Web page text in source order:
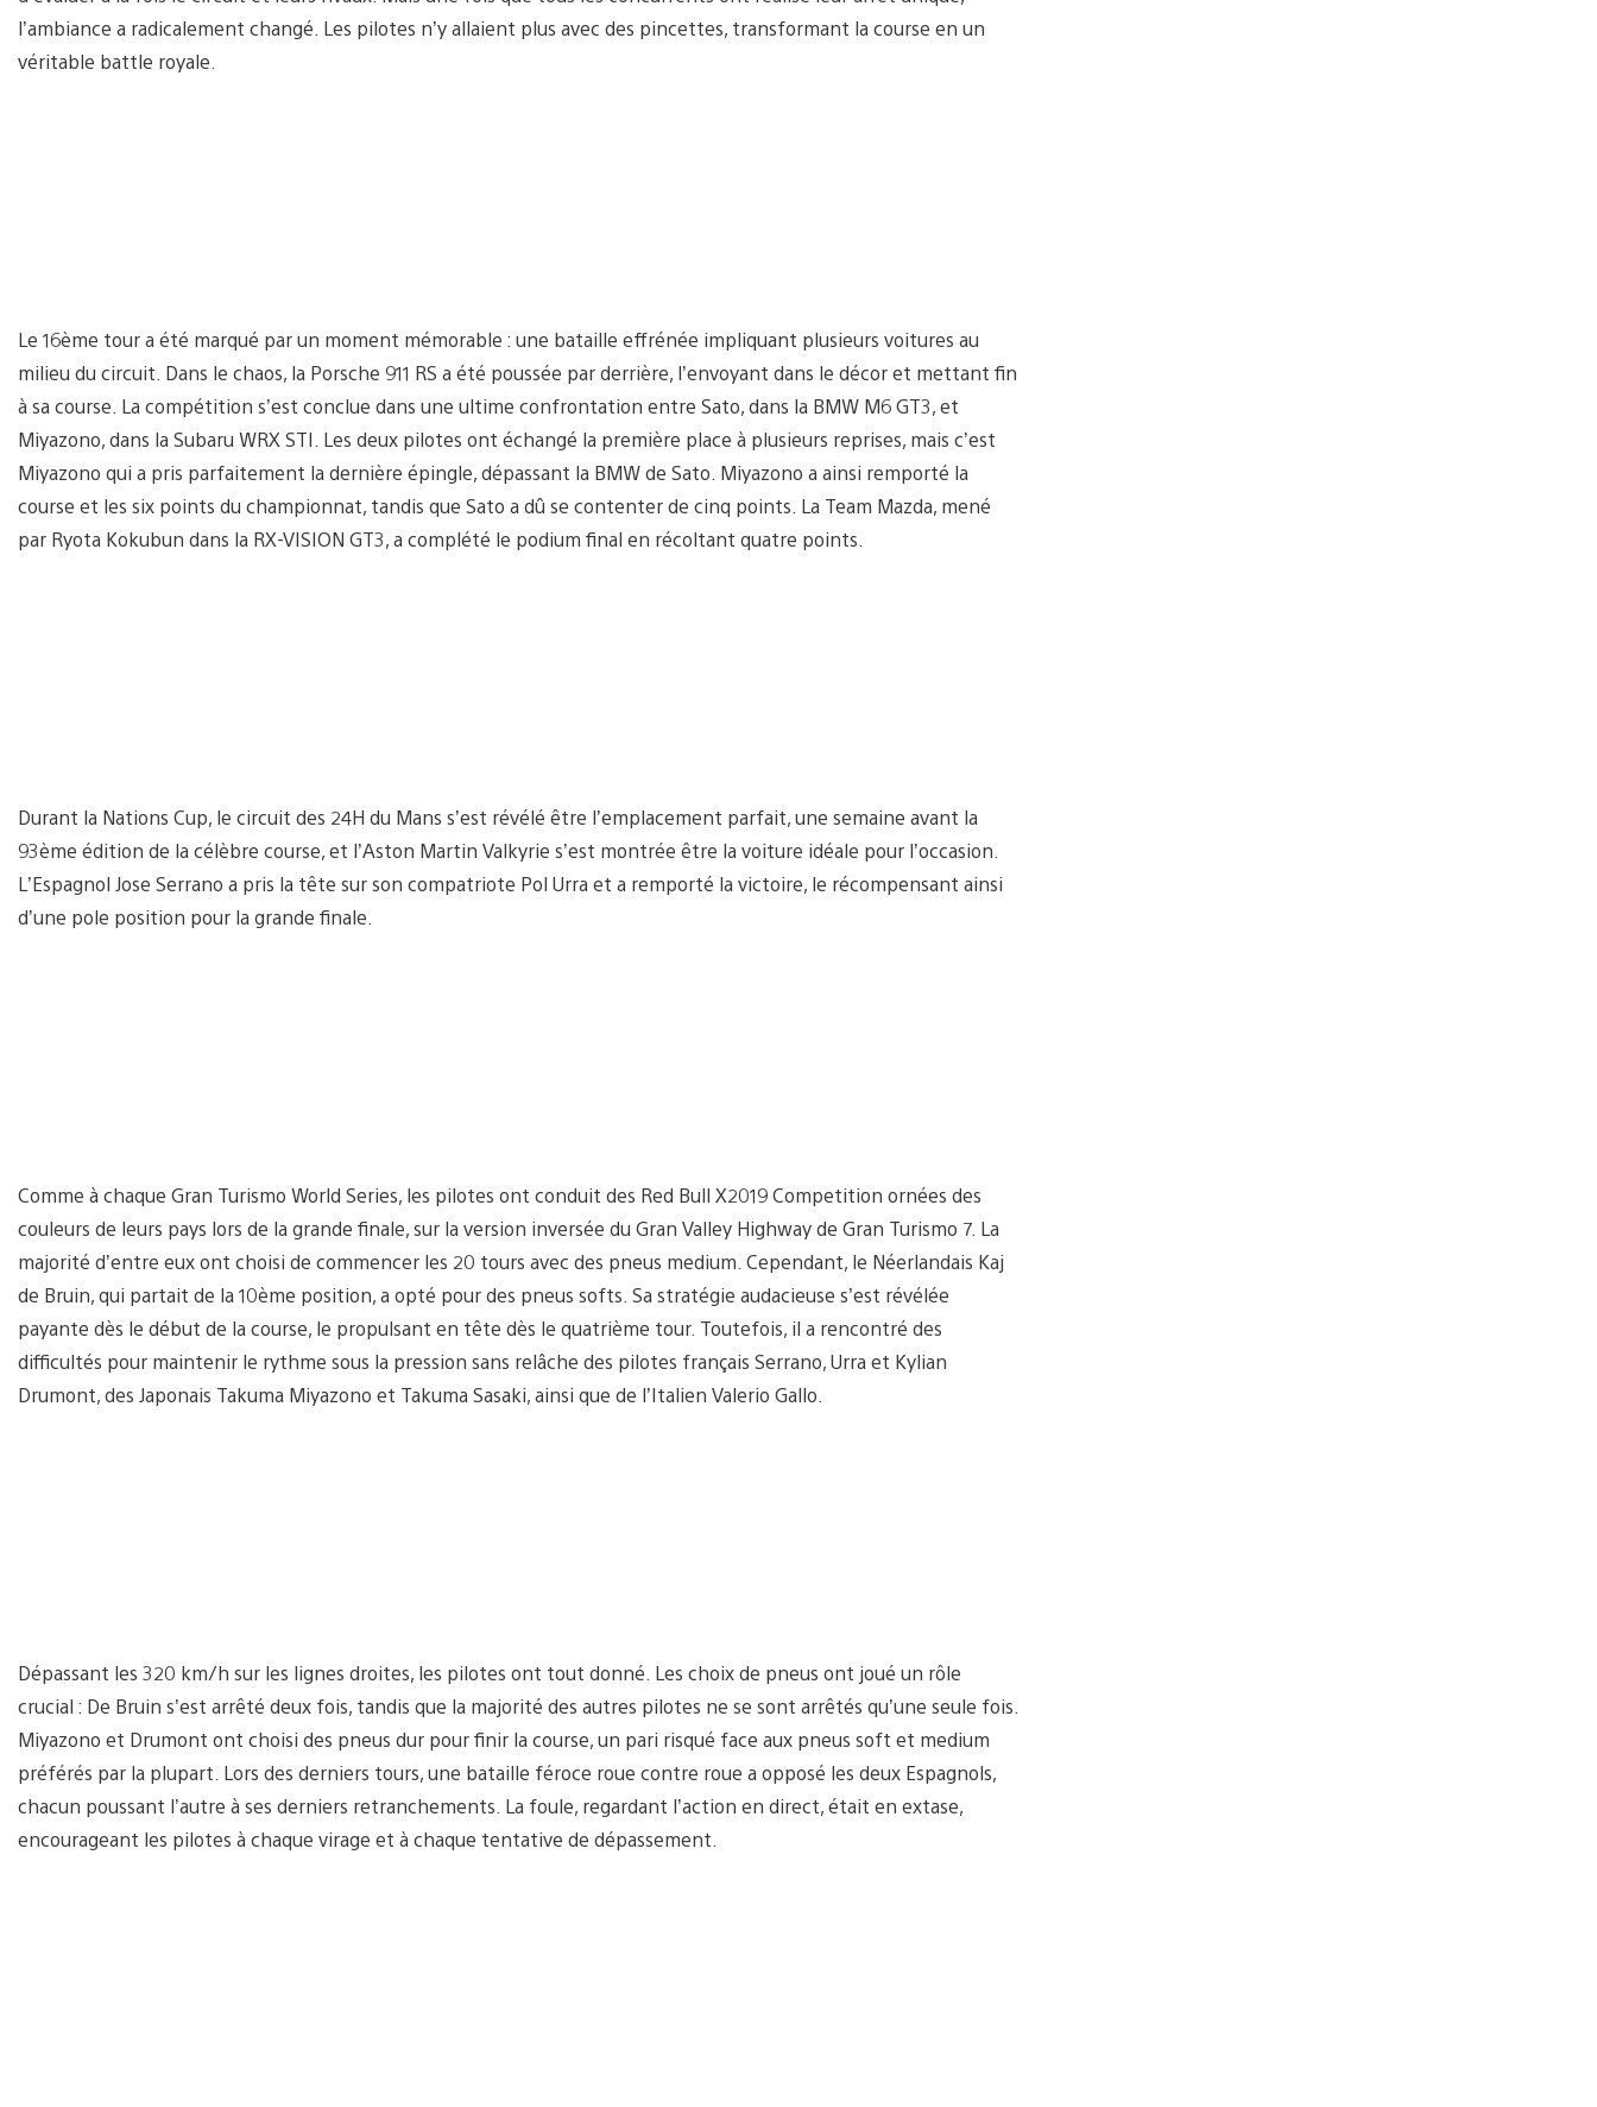
l’ambiance a radicalement changé. Les pilotes n’y allaient plus avec des pincettes, transformant la course en un
véritable battle royale.
Le 16ème tour a été marqué par un moment mémorable : une bataille effrénée impliquant plusieurs voitures au
milieu du circuit. Dans le chaos, la Porsche 911 RS a été poussée par derrière, l’envoyant dans le décor et mettant fin
à sa course. La compétition s’est conclue dans une ultime confrontation entre Sato, dans la BMW M6 GT3, et
Miyazono, dans la Subaru WRX STI. Les deux pilotes ont échangé la première place à plusieurs reprises, mais c’est
Miyazono qui a pris parfaitement la dernière épingle, dépassant la BMW de Sato. Miyazono a ainsi remporté la
course et les six points du championnat, tandis que Sato a dû se contenter de cinq points. La Team Mazda, mené
par Ryota Kokubun dans la RX-VISION GT3, a complété le podium final en récoltant quatre points.
Durant la Nations Cup, le circuit des 24H du Mans s’est révélé être l’emplacement parfait, une semaine avant la
93ème édition de la célèbre course, et l’Aston Martin Valkyrie s’est montrée être la voiture idéale pour l’occasion.
L’Espagnol Jose Serrano a pris la tête sur son compatriote Pol Urra et a remporté la victoire, le récompensant ainsi
d’une pole position pour la grande finale.
Comme à chaque Gran Turismo World Series, les pilotes ont conduit des Red Bull X2019 Competition ornées des
couleurs de leurs pays lors de la grande finale, sur la version inversée du Gran Valley Highway de Gran Turismo 7. La
majorité d’entre eux ont choisi de commencer les 20 tours avec des pneus medium. Cependant, le Néerlandais Kaj
de Bruin, qui partait de la 10ème position, a opté pour des pneus softs. Sa stratégie audacieuse s’est révélée
payante dès le début de la course, le propulsant en tête dès le quatrième tour. Toutefois, il a rencontré des
difficultés pour maintenir le rythme sous la pression sans relâche des pilotes français Serrano, Urra et Kylian
Drumont, des Japonais Takuma Miyazono et Takuma Sasaki, ainsi que de l’Italien Valerio Gallo.
Dépassant les 320 km/h sur les lignes droites, les pilotes ont tout donné. Les choix de pneus ont joué un rôle
crucial : De Bruin s’est arrêté deux fois, tandis que la majorité des autres pilotes ne se sont arrêtés qu’une seule fois.
Miyazono et Drumont ont choisi des pneus dur pour finir la course, un pari risqué face aux pneus soft et medium
préférés par la plupart. Lors des derniers tours, une bataille féroce roue contre roue a opposé les deux Espagnols,
chacun poussant l’autre à ses derniers retranchements. La foule, regardant l’action en direct, était en extase,
encourageant les pilotes à chaque virage et à chaque tentative de dépassement.